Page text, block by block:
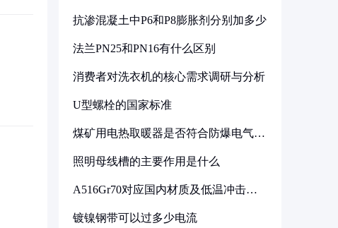
抗渗混凝土中P6和P8膨胀剂分别加多少
法兰PN25和PN16有什么区别
消费者对洗衣机的核心需求调研与分析
U型螺栓的国家标准
煤矿用电热取暖器是否符合防爆电气设
照明母线槽的主要作用是什么
A516Gr70对应国内材质及低温冲击要
镀镍钢带可以过多少电流